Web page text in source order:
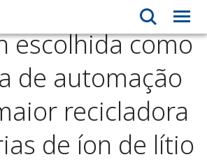
escolhida como
de automação
recicladora
de íon de lítio